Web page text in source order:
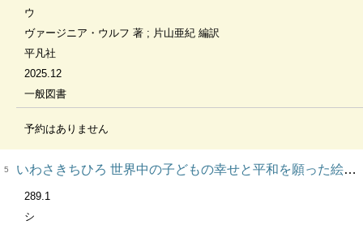
ウ
ヴァージニア・ウルフ 著 ; 片山亜紀 編訳
平凡社
2025.12
一般図書
予約はありません
5 いわさきちひろ 世界中の子どもの幸せと平和を願った絵本画家 集英社版・学習漫画 世界の伝記NEXT
289.1
シ